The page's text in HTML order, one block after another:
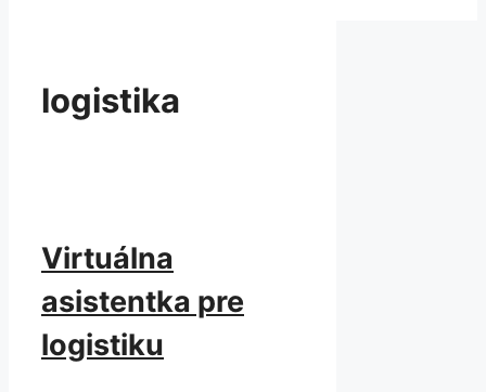
logistika
Virtuálna
asistentka pre
logistiku